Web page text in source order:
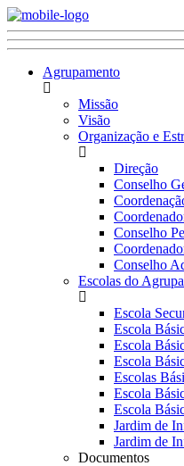
Agrupamento
Missão
Visão
Organização e
Direção
Conselho
Conselho
Conselho
Escolas do
Escola
Escola
Escola
Escola
Escolas
Escola
Escola
Jardim de
Jardim de
Documentos